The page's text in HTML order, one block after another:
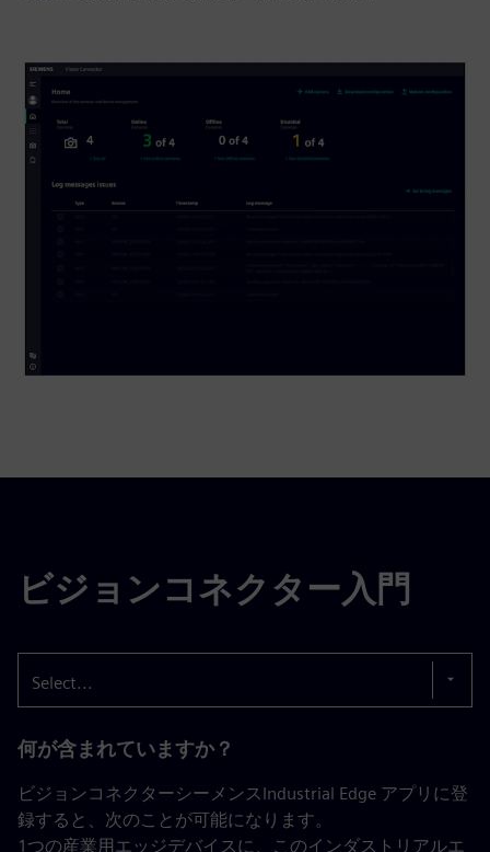
ビジョンコネクター入門
Select...
何が含まれていますか？
ビジョンコネクターシーメンスIndustrial Edge アプリに登
録すると、次のことが可能になります。
1つの産業用エッジデバイスに、このインダストリアルエ